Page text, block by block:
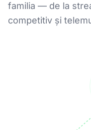
familia — de la
competitiv și